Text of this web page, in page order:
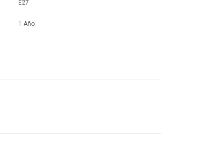
E27
1 Año